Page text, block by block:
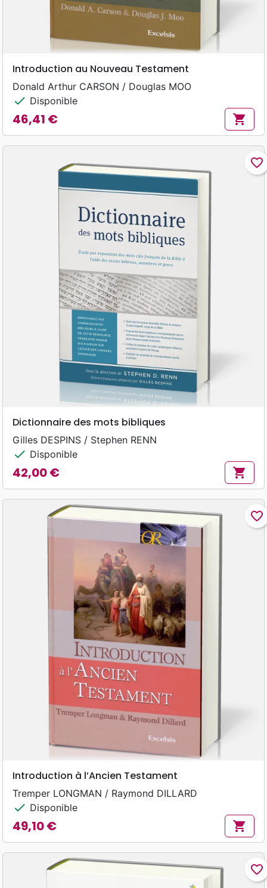
Introduction au Nouveau Testament
Donald Arthur CARSON / Douglas MOO
check Disponible
Prix
46,41 € shopping_cart
favorite_border
Dictionnaire des mots bibliques
Gilles DESPINS / Stephen RENN
check Disponible
Prix
42,00 € shopping_cart
favorite_border
Introduction à l’Ancien Testament
Tremper LONGMAN / Raymond DILLARD
check Disponible
Prix
49,10 € shopping_cart
favorite_border